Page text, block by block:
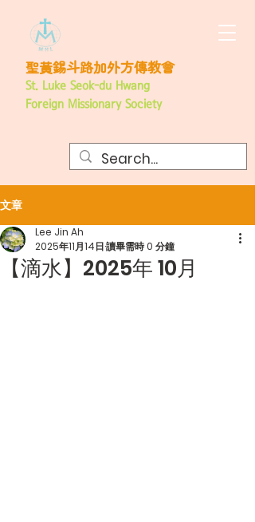
聖黃錫斗路加外方傳教會
St. Luke Seok-du Hwang
Foreign Missionary Society
文章
【滴水】2025年 10月
Lee Jin Ah
2025年11月14日讀畢需時 0 分鐘